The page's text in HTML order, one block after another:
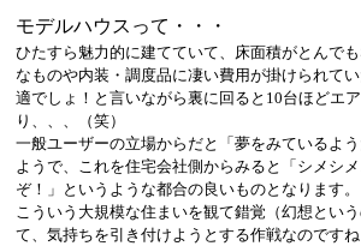
モデルハウスって・・・
ひたすら魅力的に建てていて、床面積がとんで
なものや内装・調度品に凄い費用が掛けられて
適でしょ！と言いながら裏に回ると10台ほどエ
り、、、（笑）
一般ユーザーの立場からだと「夢をみているよ
ようで、これを住宅会社側からみると「シメシ
ぞ！」というような都合の良いものとなります。
こういう大規模な住まいを観て錯覚（幻想とい
て、気持ちを引き付けようとする作戦なのですね